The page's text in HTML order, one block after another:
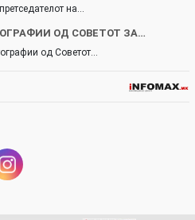
на…
ОД СОВЕТОТ ЗА…
од Советот…